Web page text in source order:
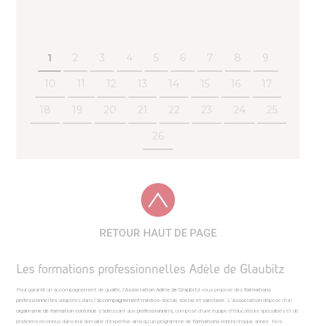
1 2 3 4 5 6 7 8 9
10 11 12 13 14 15 16 17
18 19 20 21 22 23 24 25
26
RETOUR HAUT DE PAGE
Les formations professionnelles Adèle de Glaubitz
Pour garantir un accompagnement de qualité, l’Association Adèle de Glaubitz vous propose desformations
professionnelles adaptées dans l’accompagnement médico-social, social et sanitaire . L’Association dispose d’un
organisme de formation continue s’adressant auxprofessionnels, composé d’une équipe d’éducateurs spécialisés et de
praticiens reconnus dans leur domaine d’expertise ainsi qu’un programme deformations enrichi chaque année. Nos